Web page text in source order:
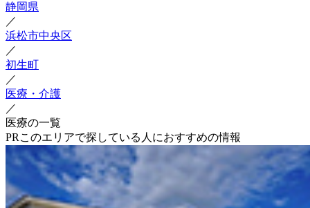
静岡県
／
浜松市中央区
／
初生町
／
医療・介護
／
医療の一覧
PR このエリアで探している人におすすめの情報